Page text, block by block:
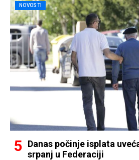
NOVOSTI
Danas počinje isplata
srpanj u Federaciji